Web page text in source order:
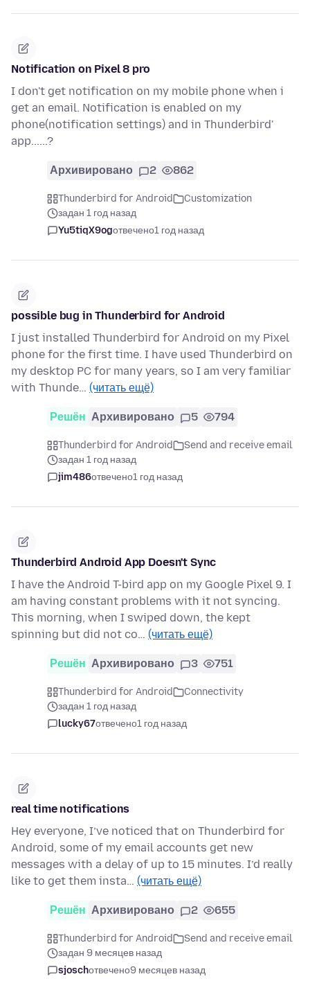
Notification on Pixel 8 pro
I don't get notification on my mobile phone when i
get an email. Notification is enabled on my
phone(notification settings) and in Thunderbird'
app......?
Архивировано 2 862
Thunderbird for Android
Customization
задан 1 год назад
Yu5tiqX9ogотвечено1 год назад
possible bug in Thunderbird for Android
I just installed Thunderbird for Android on my Pixel
phone for the first time. I have used Thunderbird on
my desktop PC for many years, so I am very familiar
with Thunde… (читать ещё)
Решён Архивировано 5 794
Thunderbird for Android
Send and receive email
задан 1 год назад
jim486отвечено1 год назад
Thunderbird Android App Doesn't Sync
I have the Android T-bird app on my Google Pixel 9. I
am having constant problems with it not syncing.
This morning, when I swiped down, the kept
spinning but did not co… (читать ещё)
Решён Архивировано 3 751
Thunderbird for Android
Connectivity
задан 1 год назад
lucky67отвечено1 год назад
real time notifications
Hey everyone, I’ve noticed that on Thunderbird for
Android, some of my email accounts get new
messages with a delay of up to 15 minutes. I’d really
like to get them insta… (читать ещё)
Решён Архивировано 2 655
Thunderbird for Android
Send and receive email
задан 9 месяцев назад
sjoschотвечено9 месяцев назад